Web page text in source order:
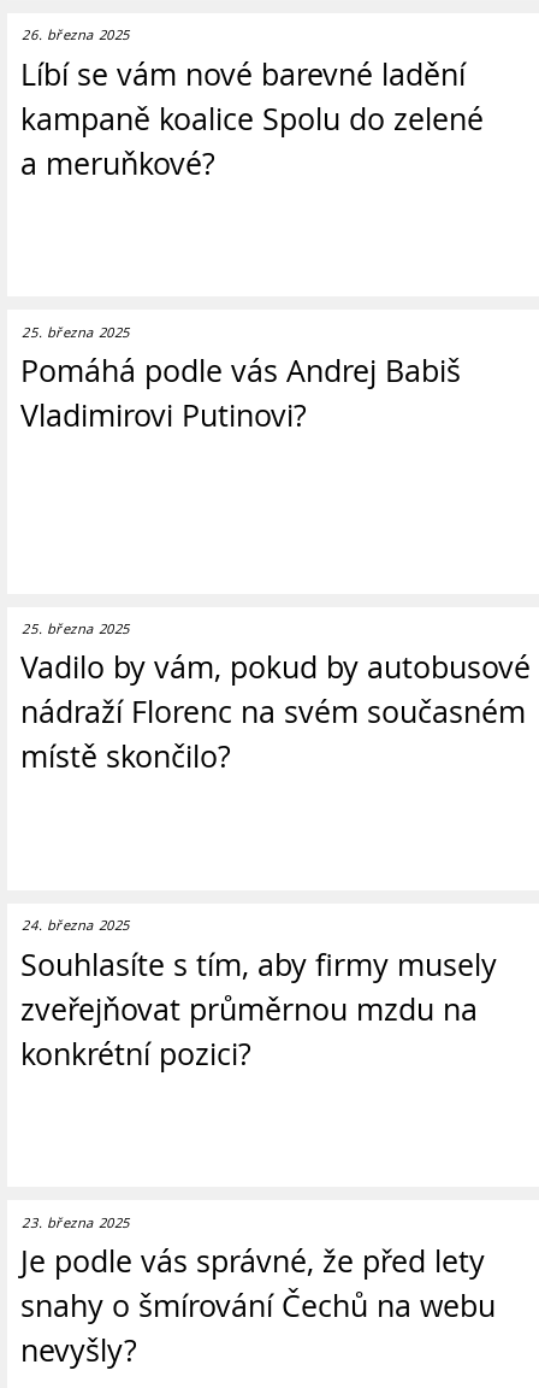
26. března 2025
Líbí se vám nové barevné ladění
kampaně koalice Spolu do zelené
a meruňkové?
25. března 2025
Pomáhá podle vás Andrej Babiš
Vladimirovi Putinovi?
25. března 2025
Vadilo by vám, pokud by autobusové
nádraží Florenc na svém současném
místě skončilo?
24. března 2025
Souhlasíte s tím, aby firmy musely
zveřejňovat průměrnou mzdu na
konkrétní pozici?
23. března 2025
Je podle vás správné, že před lety
snahy o šmírování Čechů na webu
nevyšly?